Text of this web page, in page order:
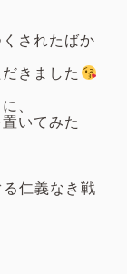
されたばか
きました
、
いてみた
仁義なき戦